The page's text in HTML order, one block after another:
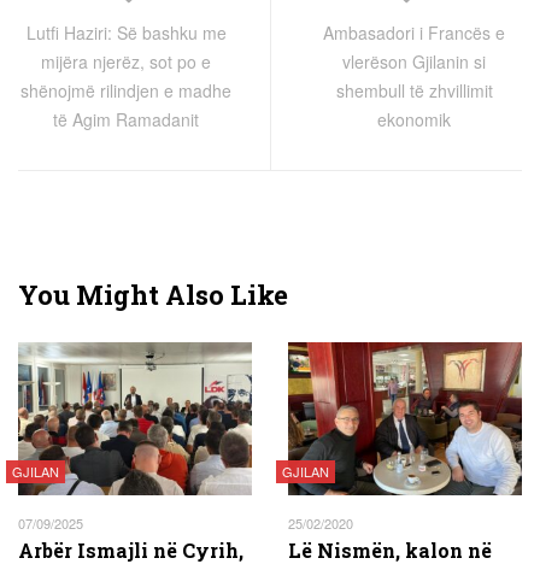
Lutfi Haziri: Së bashku me
mijëra njerëz, sot po e
shënojmë rilindjen e madhe
të Agim Ramadanit
Ambasadori i Francës e
vlerëson Gjilanin si
shembull të zhvillimit
ekonomik
You Might Also Like
GJILAN
07/09/2025
Arbër Ismajli në Cyrih,
GJILAN
25/02/2020
Lë Nismën, kalon në